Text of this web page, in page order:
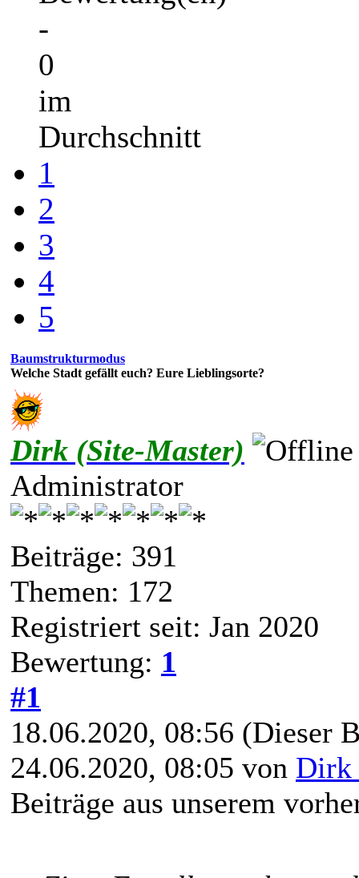
-
0
im
Durchschnitt
1
2
3
4
5
Baumstrukturmodus
Welche Stadt gefällt euch? Eure Lieblingsorte?
Dirk (Site-Master)
Administrator
Beiträge: 391
Themen: 172
Registriert seit: Jan 2020
Bewertung: 1
#1
18.06.2020, 08:56 (Dieser
24.06.2020, 08:05 von Dirk
Beiträge aus unserem